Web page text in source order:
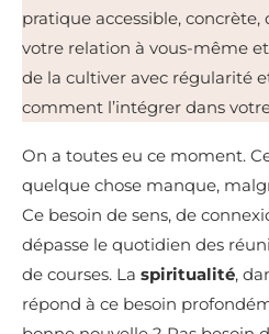
pratique accessible,
votre relation à vous-même
de la cultiver avec régularité
comment l’intégrer dans
On a toutes eu ce moment.
quelque chose manque,
Ce besoin de sens, de
dépasse le quotidien des
de courses. La spiritualité,
répond à ce besoin